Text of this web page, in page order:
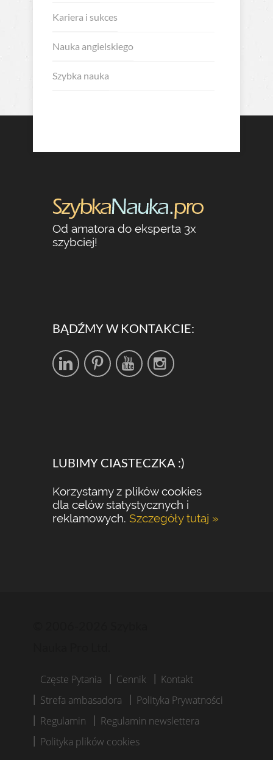
Kariera i sukces
Nauka angielskiego
Szybka nauka
Od amatora do eksperta 3x
szybciej!
BĄDŹMY W KONTAKCIE:
LUBIMY CIASTECZKA :)
Korzystamy z plików cookies
dla celów statystycznych i
reklamowych. Szczegóły tutaj »
Częste Pytania Cennik
Kontakt
Strefa ambasadora
Polityka Prywatności
Regulamin
Regulamin newslettera
Polityka plików cookies